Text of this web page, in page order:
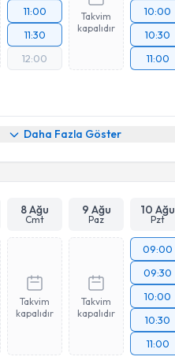
11:00
11:30
12:00
Takvim
kapalıdır
10:00
10:30
11:00
Daha Fazla Göster
8 Ağu
Cmt
9 Ağu
Paz
10 Ağu
Pzt
Takvim
kapalıdır
Takvim
kapalıdır
09:00
09:30
10:00
10:30
11:00